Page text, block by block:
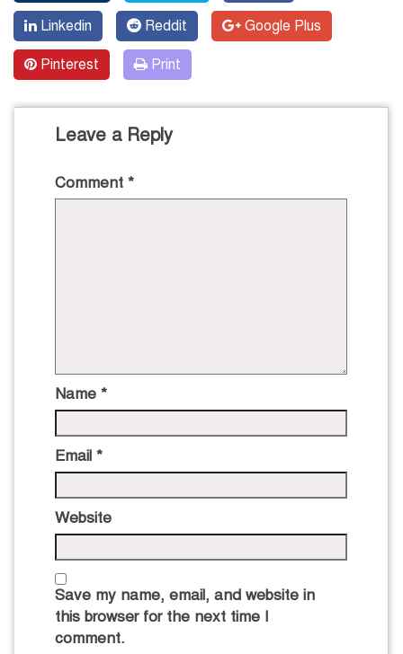
Linkedin Reddit Google Plus
Pinterest Print
Leave a Reply
Comment *
Name *
Email *
Website
Save my name, email, and website in
this browser for the next time I
comment.